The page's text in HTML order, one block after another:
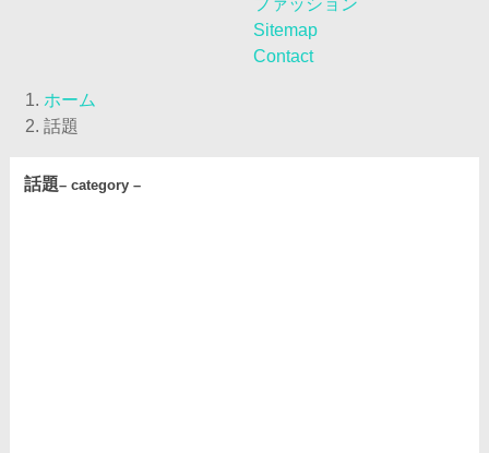
ファッション
Sitemap
Contact
ホーム
話題
話題– category –